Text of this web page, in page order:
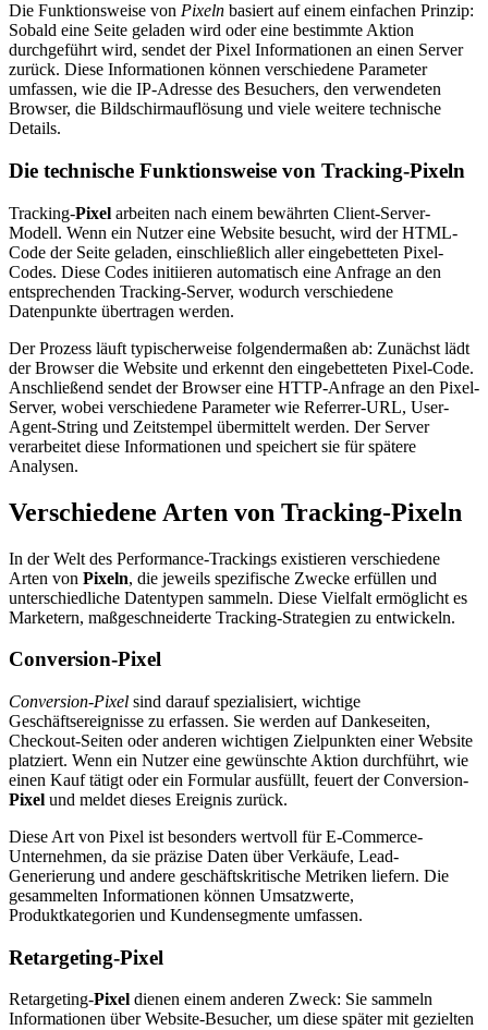
Die Funktionsweise von Pixeln basiert auf einem einfachen Prinzip:
Sobald eine Seite geladen wird oder eine bestimmte Aktion
durchgeführt wird, sendet der Pixel Informationen an einen Server
zurück. Diese Informationen können verschiedene Parameter
umfassen, wie die IP-Adresse des Besuchers, den verwendeten
Browser, die Bildschirmauflösung und viele weitere technische
Details.
Die technische Funktionsweise von Tracking-Pixeln
Tracking-Pixel arbeiten nach einem bewährten Client-Server-
Modell. Wenn ein Nutzer eine Website besucht, wird der HTML-
Code der Seite geladen, einschließlich aller eingebetteten Pixel-
Codes. Diese Codes initiieren automatisch eine Anfrage an den
entsprechenden Tracking-Server, wodurch verschiedene
Datenpunkte übertragen werden.
Der Prozess läuft typischerweise folgendermaßen ab: Zunächst lädt
der Browser die Website und erkennt den eingebetteten Pixel-Code.
Anschließend sendet der Browser eine HTTP-Anfrage an den Pixel-
Server, wobei verschiedene Parameter wie Referrer-URL, User-
Agent-String und Zeitstempel übermittelt werden. Der Server
verarbeitet diese Informationen und speichert sie für spätere
Analysen.
Verschiedene Arten von Tracking-Pixeln
In der Welt des Performance-Trackings existieren verschiedene
Arten von Pixeln, die jeweils spezifische Zwecke erfüllen und
unterschiedliche Datentypen sammeln. Diese Vielfalt ermöglicht es
Marketern, maßgeschneiderte Tracking-Strategien zu entwickeln.
Conversion-Pixel
Conversion-Pixel sind darauf spezialisiert, wichtige
Geschäftsereignisse zu erfassen. Sie werden auf Dankeseiten,
Checkout-Seiten oder anderen wichtigen Zielpunkten einer Website
platziert. Wenn ein Nutzer eine gewünschte Aktion durchführt, wie
einen Kauf tätigt oder ein Formular ausfüllt, feuert der Conversion-
Pixel und meldet dieses Ereignis zurück.
Diese Art von Pixel ist besonders wertvoll für E-Commerce-
Unternehmen, da sie präzise Daten über Verkäufe, Lead-
Generierung und andere geschäftskritische Metriken liefern. Die
gesammelten Informationen können Umsatzwerte,
Produktkategorien und Kundensegmente umfassen.
Retargeting-Pixel
Retargeting-Pixel dienen einem anderen Zweck: Sie sammeln
Informationen über Website-Besucher, um diese später mit gezielten